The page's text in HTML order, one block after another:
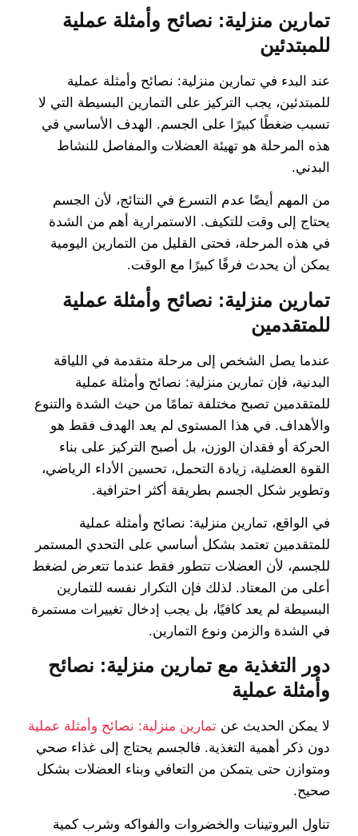
تمارين منزلية: نصائح وأمثلة عملية
للمبتدئين
عند البدء في تمارين منزلية: نصائح وأمثلة عملية
للمبتدئين، يجب التركيز على التمارين البسيطة التي لا
تسبب ضغطًا كبيرًا على الجسم. الهدف الأساسي في
هذه المرحلة هو تهيئة العضلات والمفاصل للنشاط
البدني.
من المهم أيضًا عدم التسرع في النتائج، لأن الجسم
يحتاج إلى وقت للتكيف. الاستمرارية أهم من الشدة
في هذه المرحلة، فحتى القليل من التمارين اليومية
يمكن أن يحدث فرقًا كبيرًا مع الوقت.
تمارين منزلية: نصائح وأمثلة عملية
للمتقدمين
عندما يصل الشخص إلى مرحلة متقدمة في اللياقة
البدنية، فإن تمارين منزلية: نصائح وأمثلة عملية
للمتقدمين تصبح مختلفة تمامًا من حيث الشدة والتنوع
والأهداف. في هذا المستوى لم يعد الهدف فقط هو
الحركة أو فقدان الوزن، بل أصبح التركيز على بناء
القوة العضلية، زيادة التحمل، تحسين الأداء الرياضي،
وتطوير شكل الجسم بطريقة أكثر احترافية.
في الواقع، تمارين منزلية: نصائح وأمثلة عملية
للمتقدمين تعتمد بشكل أساسي على التحدي المستمر
للجسم، لأن العضلات تتطور فقط عندما تتعرض لضغط
أعلى من المعتاد. لذلك فإن التكرار نفسه للتمارين
البسيطة لم يعد كافيًا، بل يجب إدخال تغييرات مستمرة
في الشدة والزمن ونوع التمارين.
دور التغذية مع تمارين منزلية: نصائح
وأمثلة عملية
لا يمكن الحديث عن تمارين منزلية: نصائح وأمثلة عملية
دون ذكر أهمية التغذية. فالجسم يحتاج إلى غذاء صحي
ومتوازن حتى يتمكن من التعافي وبناء العضلات بشكل
صحيح.
تناول البروتينات والخضروات والفواكه وشرب كمية